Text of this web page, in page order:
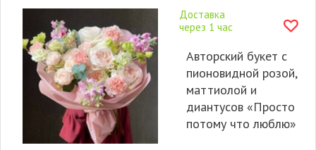
Доставка
через 1 час
Авторский букет с
пионовидной розой,
маттиолой и
диантусов «Просто
потому что люблю»